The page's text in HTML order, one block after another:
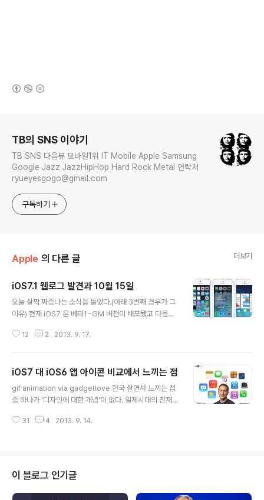
TB의 SNS 이야기
TB SNS 다음뷰 모바일1위 IT Mobile Apple Samsung
Google Jazz JazzHipHop Hard Rock Metal 연락처
ryueyesgogo@gmail.com
구독하기
Apple 의 다른 글 더보기
iOS7.1 웹로그 발견과 10월 15일
오늘 살짝 짜증나는 소식을 들었다.(아래 3번째 경우가 그
이유) 현재 iOS7 은 베타1~GM 버전이 배포됐고 다음주
에 대한 OS 업데이트 준비를 마친 상태라는 것이다. 무슨
얘기다. 美 캘리포니아 주 쿠퍼티노(Cupertino) 본사와
그 주변에서 아직 배포되지 않은 Operating Systems의
웹 로그(Web log)가 감지됐다. 화면 해상도가 768x102
버전이 7.1이다. 우리는 여기서 몇가지 '생각'이라는 것을
12 2 2013. 9. 17.
iOS7 대 iOS6 앱 아이콘 비교에서 느끼는 점
gif animation via gadgetlove 한국 살면서 느끼는 점
중 하나가 '디자인에 대한 개념'이 없다. 일제시대의 잔재인
는게 꽤 짧아보인다. '디자인' 참 중요하다. 딱히 IT 제품뿐
뭔가(용도) 어떻게 쓰이나(기능) 얼마나 하나(가격) 튼튼하
나(내구성) AS는 되나(인지도) 등을 확인한다. 스마트폰이
나 테블렛을 봐도 그렇다. 모바일 전문 리뷰 매체 phonea
31 4 2013. 9. 14.
이 블로그 인기글